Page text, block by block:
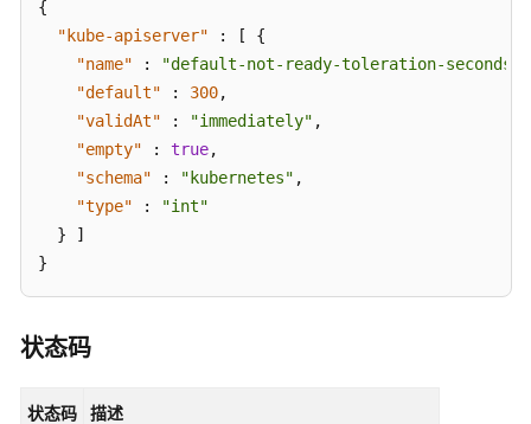
视
档
指
南
布
{
"kube-apiserver"
: [
{
"name"
: "default-not-ready-toleration-seconds"
"default"
: 300,
"validAt"
: "immediately" ,
"empty"
: true,
"schema"
: "kubernetes" ,
"type"
:
"int"
}
]
}
状态码
状态码 描述